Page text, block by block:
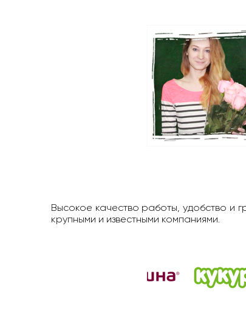
Высокое качество работы, удобство и
крупными и известными компаниями.